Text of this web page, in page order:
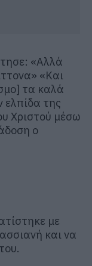
«Αλλά
«Και
τα καλά
της
Χριστού μέσω
ο
με
και να